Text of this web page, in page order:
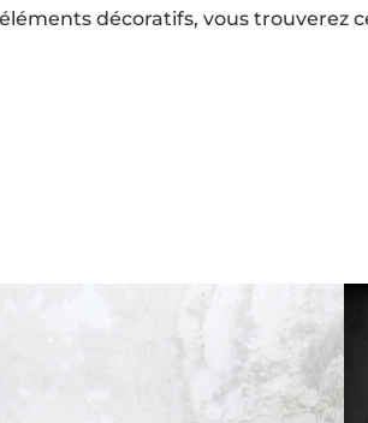
décoratifs, vous trouverez